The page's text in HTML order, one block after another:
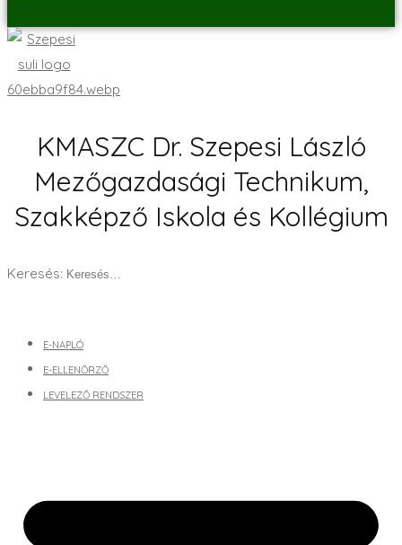
KMASZC Dr. Szepesi László
Mezőgazdasági Technikum,
Szakképző Iskola és Kollégium
Keresés:
E-NAPLÓ
E-ELLENŐRZŐ
LEVELEZŐ RENDSZER